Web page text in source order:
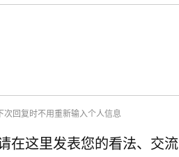
次回复时不用重新输入个人信息
在这里发表您的看法、交